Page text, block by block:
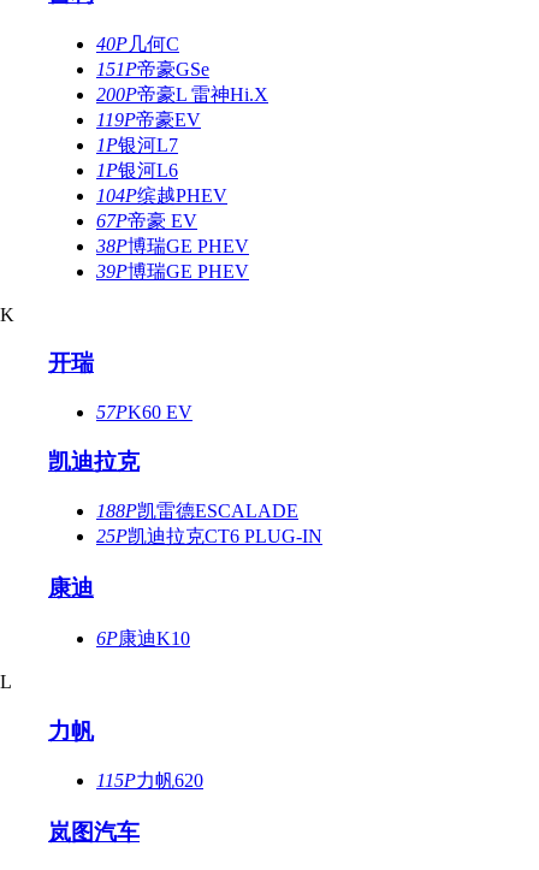
40P几何C
151P帝豪GSe
200P帝豪L 雷神Hi.X
119P帝豪EV
1P银河L7
1P银河L6
104P缤越PHEV
67P帝豪 EV
38P博瑞GE PHEV
39P博瑞GE PHEV
K
开瑞
57PK60 EV
凯迪拉克
188P凯雷德ESCALADE
25P凯迪拉克CT6 PLUG-IN
康迪
6P康迪K10
L
力帆
115P力帆620
岚图汽车